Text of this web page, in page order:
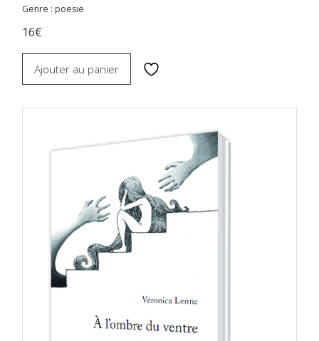
Genre : poesie
16€
Ajouter au panier